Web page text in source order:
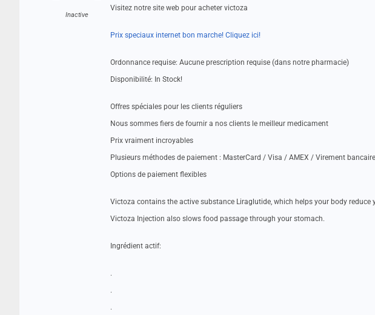
Inactive
Visitez notre site web pour acheter victoza
Prix speciaux internet bon marche! Cliquez ici!
Ordonnance requise: Aucune prescription requise (dans notre pharmacie)
Disponibilité: In Stock!
Offres spéciales pour les clients réguliers
Nous sommes fiers de fournir a nos clients le meilleur medicament
Prix vraiment incroyables
Plusieurs méthodes de paiement : MasterCard / Visa / AMEX / Virement
Options de paiement flexibles
Victoza contains the active substance Liraglutide, which helps your body
Victoza Injection also slows food passage through your stomach.
Ingrédient actif:
.
.
.